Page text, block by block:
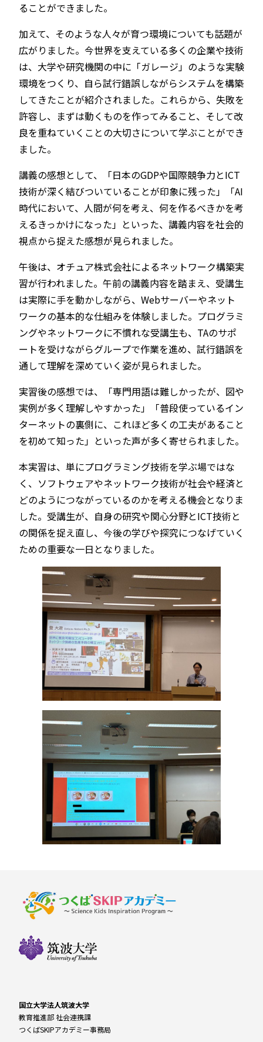
ることができました。
加えて、そのような人々が育つ環境についても話題が
広がりました。今世界を支えている多くの企業や技術
は、大学や研究機関の中に「ガレージ」のような実験
環境をつくり、自ら試行錯誤しながらシステムを構築
してきたことが紹介されました。これらから、失敗を
許容し、まずは動くものを作ってみること、そして改
良を重ねていくことの大切さについて学ぶことができ
ました。
講義の感想として、「日本のGDPや国際競争力とICT
技術が深く結びついていることが印象に残った」「AI
時代において、人間が何を考え、何を作るべきかを考
えるきっかけになった」といった、講義内容を社会的
視点から捉えた感想が見られました。
午後は、オチュア株式会社によるネットワーク構築実
習が行われました。午前の講義内容を踏まえ、受講生
は実際に手を動かしながら、Webサーバーやネット
ワークの基本的な仕組みを体験しました。プログラミ
ングやネットワークに不慣れな受講生も、TAのサポ
ートを受けながらグループで作業を進め、試行錯誤を
通して理解を深めていく姿が見られました。
実習後の感想では、「専門用語は難しかったが、図や
実例が多く理解しやすかった」「普段使っているイン
ターネットの裏側に、これほど多くの工夫があること
を初めて知った」といった声が多く寄せられました。
本実習は、単にプログラミング技術を学ぶ場ではな
く、ソフトウェアやネットワーク技術が社会や経済と
どのようにつながっているのかを考える機会となりま
した。受講生が、自身の研究や関心分野とICT技術と
の関係を捉え直し、今後の学びや探究につなげていく
ための重要な一日となりました。
国立大学法人筑波大学
教育推進部 社会連携課
つくばSKIPアカデミー事務局